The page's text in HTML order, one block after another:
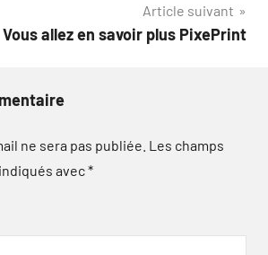
Article suivant
Vous allez en savoir plus PixePrint
ne sera pas publiée. Les champs
avec*